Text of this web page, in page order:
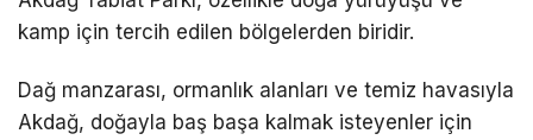
kamp için tercih edilen bölgelerden biridir.
Dağ manzarası, ormanlık alanları ve temiz havasıyla
Akdağ, doğayla baş başa kalmak isteyenler için